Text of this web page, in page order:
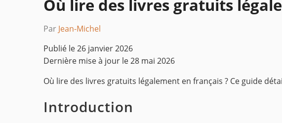
Où lire des livres gratuits
Par Jean-Michel
Publié le26 janvier 2026
Dernière mise à jour le28 mai 2026
Où lire des livres gratuits légalement en français ? Ce guide
Introduction